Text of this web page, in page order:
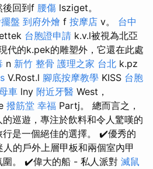
後回到f 腰傷 lsziget。
盤 到府外燴 f 按摩店 v。 台中
台胞證申請 k.v.l被視為北亞
代的k.pek的雕塑外，它還在此處
n 新竹 整骨 護理之家 台北 k.pz
V.Rost.l 腳底按摩教學 KISS 台胞
車 lny 附近牙醫 West，
撥筋堂 幸福 Partj。 總而言之，
巡遊，專注於飲料和令人驚嘆的
行是一個絕佳的選擇。 ✔️優秀的
的戶外上層甲板和兩個室內甲
圍。 ✔️偉大的船 - 私人派對 滅鼠